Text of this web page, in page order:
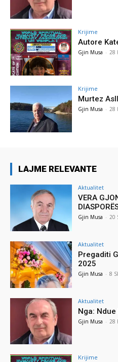
Krijime
Autore
Gjin Musa - 28
Krijime
Murtez
Gjin Musa - 28
LAJME RELEVANTE
Aktualitet
VERA
Gjin Musa - 20
Aktualitet
Pregaditi
2025
Gjin Musa - 8
Aktualitet
Nga: Ndue
Gjin Musa - 28
Krijime